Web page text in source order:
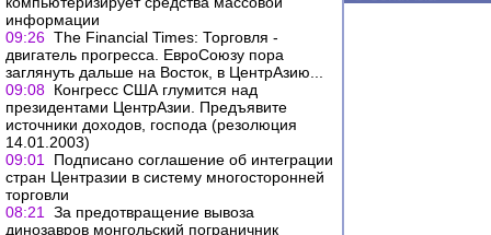
информации
09:26 The Financial Times: Торговля -
двигатель прогресса. ЕвроСоюзу пора
заглянуть дальше на Восток, в ЦентрАзию...
09:08 Конгресс США глумится над
президентами ЦентрАзии. Предъявите
источники доходов, господа (резолюция
14.01.2003)
09:01
Подписано соглашение об интеграции
стран Центразии в систему многосторонней
торговли
08:21
За предотвращение вывоза
динозавров монгольский пограничник